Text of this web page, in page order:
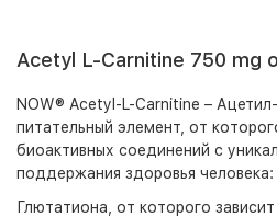
Acetyl L-Carnitine 750 mg
NOW® Acetyl-L-Carnitine –
питательный элемент, от
биоактивных соединений с
поддержания здоровья человека:
Глютатиона, от которого